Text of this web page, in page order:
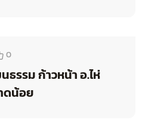
0
ธรรม ก้าวหน้า อ.ไห่
ดน้อย